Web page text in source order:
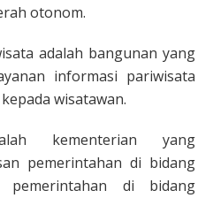
otonom.
adalah bangunan yang
informasi pariwisata
wisatawan.
kementerian yang
pemerintahan di bidang
di bidang